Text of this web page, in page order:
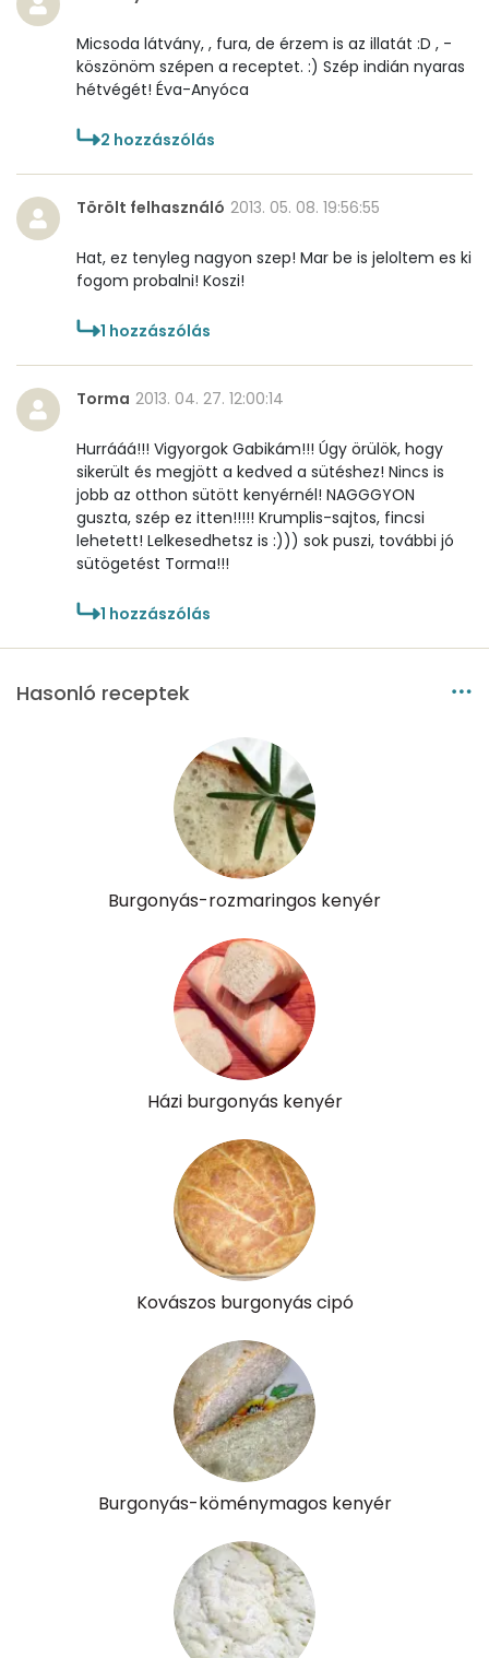
Likopin
0 micro
Lut-zea
Micsoda látvány, , fura, de érzem is az illatát :D , -
köszönöm szépen a receptet. :) Szép indián nyaras
hétvégét! Éva-Anyóca
2 hozzászólás
Törölt felhasználó 2013. 05. 08. 19:56:55
Hat, ez tenyleg nagyon szep! Mar be is jeloltem es ki
fogom probalni! Koszi!
1 hozzászólás
Torma 2013. 04. 27. 12:00:14
Hurrááá!!! Vigyorgok Gabikám!!! Úgy örülök, hogy
sikerült és megjött a kedved a sütéshez! Nincs is
jobb az otthon sütött kenyérnél! NAGGGYON
guszta, szép ez itten!!!!! Krumplis-sajtos, fincsi
lehetett! Lelkesedhetsz is :))) sok puszi, további jó
sütögetést Torma!!!
1 hozzászólás
Hasonló receptek
Burgonyás-rozmaringos kenyér
Házi burgonyás kenyér
Kovászos burgonyás cipó
Burgonyás-köménymagos kenyér